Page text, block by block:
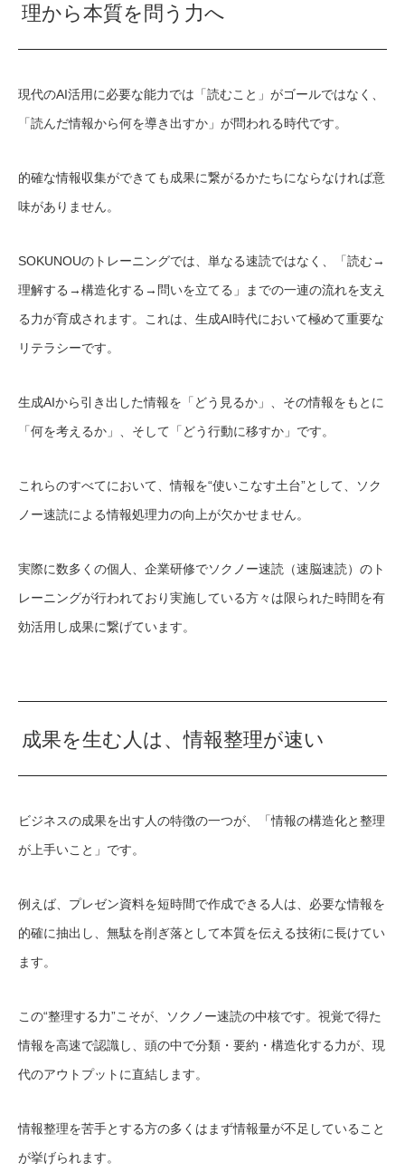
理から本質を問う力へ
現代のAI活用に必要な能力では「読むこと」がゴールではなく、
「読んだ情報から何を導き出すか」が問われる時代です。
的確な情報収集ができても成果に繋がるかたちにならなければ意
味がありません。
SOKUNOUのトレーニングでは、単なる速読ではなく、「読む→
理解する→構造化する→問いを立てる」までの一連の流れを支え
る力が育成されます。これは、生成AI時代において極めて重要な
リテラシーです。
生成AIから引き出した情報を「どう見るか」、その情報をもとに
「何を考えるか」、そして「どう行動に移すか」です。
これらのすべてにおいて、情報を“使いこなす土台”として、ソク
ノー速読による情報処理力の向上が欠かせません。
実際に数多くの個人、企業研修でソクノー速読（速脳速読）のト
レーニングが行われており実施している方々は限られた時間を有
効活用し成果に繋げています。
成果を生む人は、情報整理が速い
ビジネスの成果を出す人の特徴の一つが、「情報の構造化と整理
が上手いこと」です。
例えば、プレゼン資料を短時間で作成できる人は、必要な情報を
的確に抽出し、無駄を削ぎ落として本質を伝える技術に長けてい
ます。
この“整理する力”こそが、ソクノー速読の中核です。視覚で得た
情報を高速で認識し、頭の中で分類・要約・構造化する力が、現
代のアウトプットに直結します。
情報整理を苦手とする方の多くはまず情報量が不足していること
が挙げられます。